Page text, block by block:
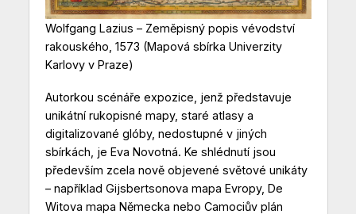
Wolfgang Lazius – Zeměpisný popis vévodství
rakouského, 1573 (Mapová sbírka Univerzity
Karlovy v Praze)
Autorkou scénáře expozice, jenž představuje
unikátní rukopisné mapy, staré atlasy a
digitalizované glóby, nedostupné v jiných
sbírkách, je Eva Novotná. Ke shlédnutí jsou
především zcela nově objevené světové unikáty
– například Gijsbertsonova mapa Evropy, De
Witova mapa Německa nebo Camociův plán